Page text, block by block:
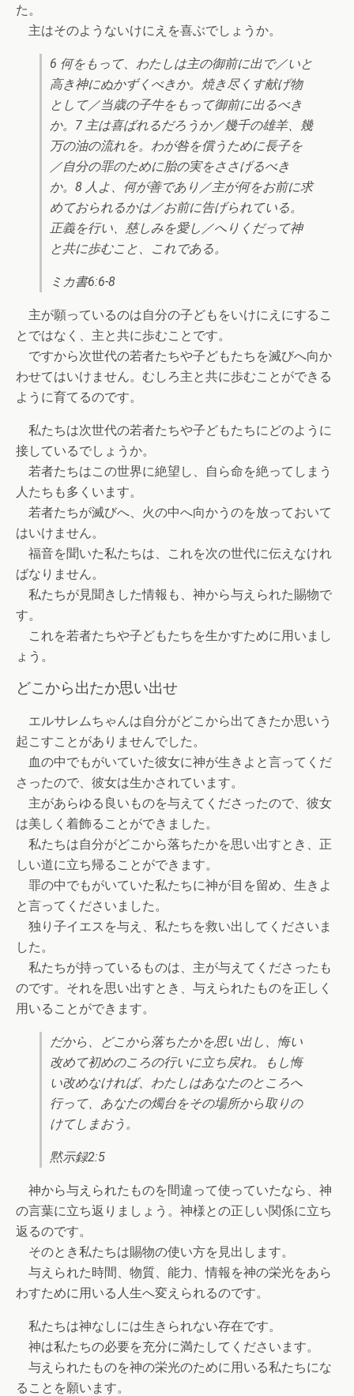
た。
主はそのようないけにえを喜ぶでしょうか。
6 何をもって、わたしは主の御前に出で／いと
高き神にぬかずくべきか。焼き尽くす献げ物
として／当歳の子牛をもって御前に出るべき
か。7 主は喜ばれるだろうか／幾千の雄羊、幾
万の油の流れを。わが咎を償うために長子を
／自分の罪のために胎の実をささげるべき
か。8 人よ、何が善であり／主が何をお前に求
めておられるかは／お前に告げられている。
正義を行い、慈しみを愛し／へりくだって神
と共に歩むこと、これである。
ミカ書6:6-8
主が願っているのは自分の子どもをいけにえにするこ
とではなく、主と共に歩むことです。
ですから次世代の若者たちや子どもたちを滅びへ向か
わせてはいけません。むしろ主と共に歩むことができる
ように育てるのです。
私たちは次世代の若者たちや子どもたちにどのように
接しているでしょうか。
若者たちはこの世界に絶望し、自ら命を絶ってしまう
人たちも多くいます。
若者たちが滅びへ、火の中へ向かうのを放っておいて
はいけません。
福音を聞いた私たちは、これを次の世代に伝えなけれ
ばなりません。
私たちが見聞きした情報も、神から与えられた賜物で
す。
これを若者たちや子どもたちを生かすために用いまし
ょう。
どこから出たか思い出せ
エルサレムちゃんは自分がどこから出てきたか思いう
起こすことがありませんでした。
血の中でもがいていた彼女に神が生きよと言ってくだ
さったので、彼女は生かされています。
主があらゆる良いものを与えてくださったので、彼女
は美しく着飾ることができました。
私たちは自分がどこから落ちたかを思い出すとき、正
しい道に立ち帰ることができます。
罪の中でもがいていた私たちに神が目を留め、生きよ
と言ってくださいました。
独り子イエスを与え、私たちを救い出してくださいま
した。
私たちが持っているものは、主が与えてくださったも
のです。それを思い出すとき、与えられたものを正しく
用いることができます。
だから、どこから落ちたかを思い出し、悔い
改めて初めのころの行いに立ち戻れ。もし悔
い改めなければ、わたしはあなたのところへ
行って、あなたの燭台をその場所から取りの
けてしまおう。
黙示録2:5
神から与えられたものを間違って使っていたなら、神
の言葉に立ち返りましょう。神様との正しい関係に立ち
返るのです。
そのとき私たちは賜物の使い方を見出します。
与えられた時間、物質、能力、情報を神の栄光をあら
わすために用いる人生へ変えられるのです。
私たちは神なしには生きられない存在です。
神は私たちの必要を充分に満たしてくださいます。
与えられたものを神の栄光のために用いる私たちにな
ることを願います。